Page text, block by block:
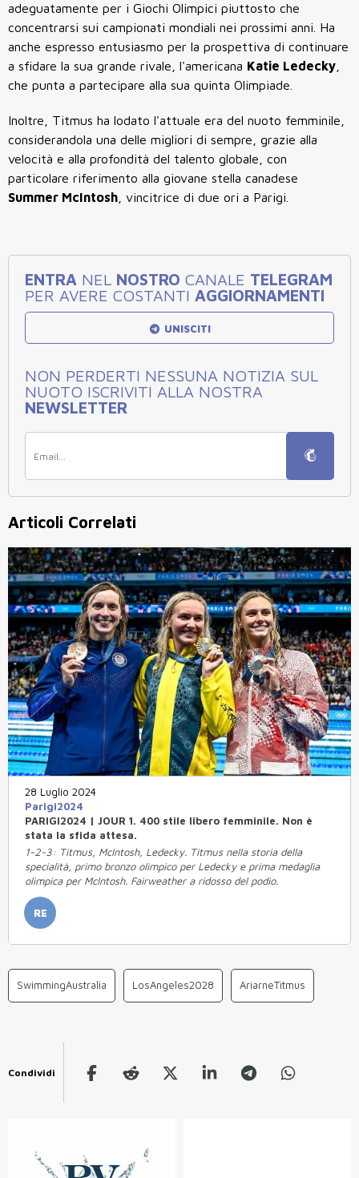
adeguatamente per i Giochi Olimpici piuttosto che
concentrarsi sui campionati mondiali nei prossimi anni. Ha
anche espresso entusiasmo per la prospettiva di continuare
a sfidare la sua grande rivale, l'americana Katie Ledecky
che punta a partecipare alla sua quinta Olimpiade.
Inoltre, Titmus ha lodato l'attuale era del nuoto femminile,
considerandola una delle migliori di sempre, grazie alla
velocità e alla profondità del talento globale, con
particolare riferimento alla giovane stella canadese
Summer McIntosh , vincitrice di due ori a Parigi.
ENTRA NEL NOSTRO CANALE TELEGRAM
PER AVERE COSTANTI AGGIORNAMENTI
UNISCITI
NON PERDERTI NESSUNA NOTIZIA SUL
NUOTO ISCRIVITI ALLA NOSTRA
NEWSLETTER
Articoli Correlati
28 Luglio 2024
Parigi2024
PARIGI2024 | JOUR 1. 400 stile libero femminile. Non è
stata la sfida attesa.
1-2-3: Titmus, McIntosh, Ledecky. Titmus nella storia della
specialità, primo bronzo olimpico per Ledecky e prima medaglia
olimpica per McIntosh. Fairweather a ridosso del podio.
RE
SwimmingAustralia LosAngeles2028 AriarneTitmus
Condividi